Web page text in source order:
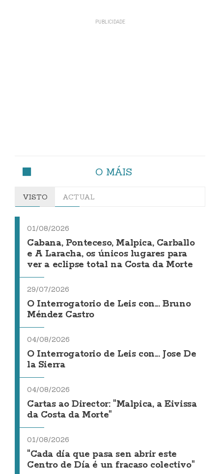
O MÁIS
VISTO ACTUAL
01/08/2026
Cabana, Ponteceso, Malpica, Carballo
e A Laracha, os únicos lugares para
ver a eclipse total na Costa da Morte
29/07/2026
O Interrogatorio de Leis con... Bruno
Méndez Castro
04/08/2026
O Interrogatorio de Leis con... Jose De
la Sierra
04/08/2026
Cartas ao Director: "Malpica, a Eivissa
da Costa da Morte"
01/08/2026
"Cada día que pasa sen abrir este
Centro de Día é un fracaso colectivo"